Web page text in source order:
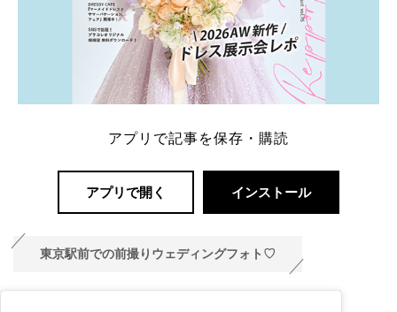
アプリで記事を保存・購読
アプリで開く インストール
東京駅前での前撮りウェディングフォト♡